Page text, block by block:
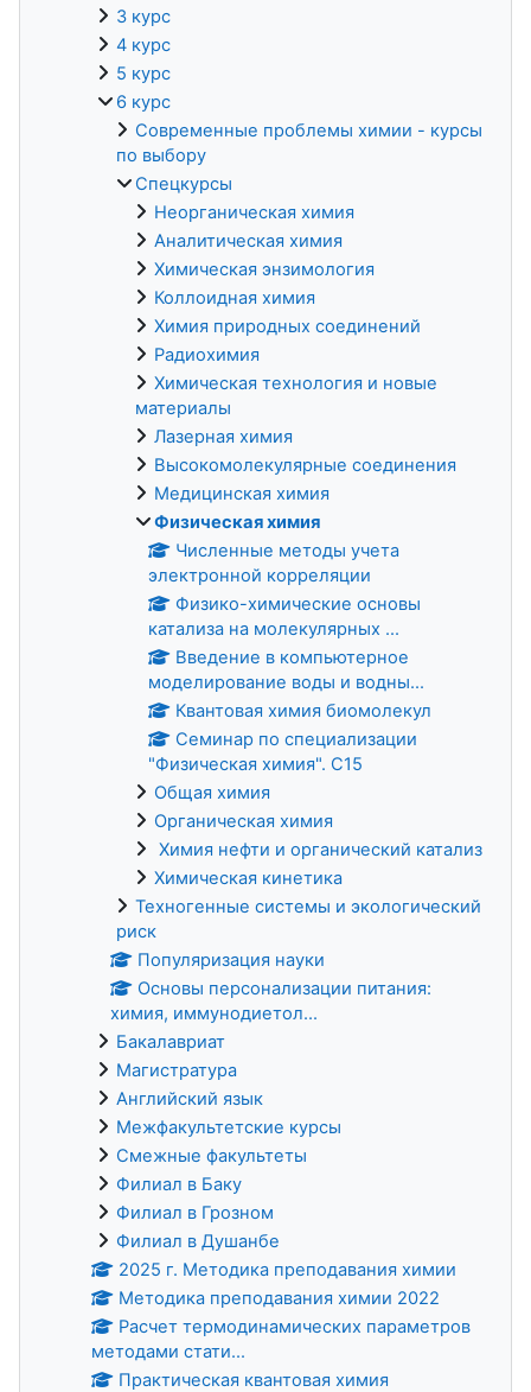
3 курс
4 курс
5 курс
6 курс
Современные проблемы химии - курсы
по выбору
Спецкурсы
Неорганическая химия
Аналитическая химия
Химическая энзимология
Коллоидная химия
Химия природных соединений
Радиохимия
Химическая технология и новые
материалы
Лазерная химия
Высокомолекулярные соединения
Медицинская химия
Физическая химия
Численные методы учета
электронной корреляции
Физико-химические основы
катализа на молекулярных ...
Введение в компьютерное
моделирование воды и водны...
Квантовая химия биомолекул
Семинар по специализации
"Физическая химия". С15
Общая химия
Органическая химия
Химия нефти и органический катализ
Химическая кинетика
Техногенные системы и экологический
риск
Популяризация науки
Основы персонализации питания:
химия, иммунодиетол...
Бакалавриат
Магистратура
Английский язык
Межфакультетские курсы
Смежные факультеты
Филиал в Баку
Филиал в Грозном
Филиал в Душанбе
2025 г. Методика преподавания химии
Методика преподавания химии 2022
Расчет термодинамических параметров
методами стати...
Практическая квантовая химия